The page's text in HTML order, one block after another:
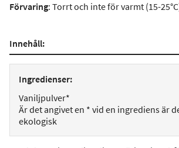
Förvaring: Torrt och inte för varmt (15-
Innehåll:
Ingredienser:
Vaniljpulver*
Är det angivet en * vid en ingrediens är
ekologisk